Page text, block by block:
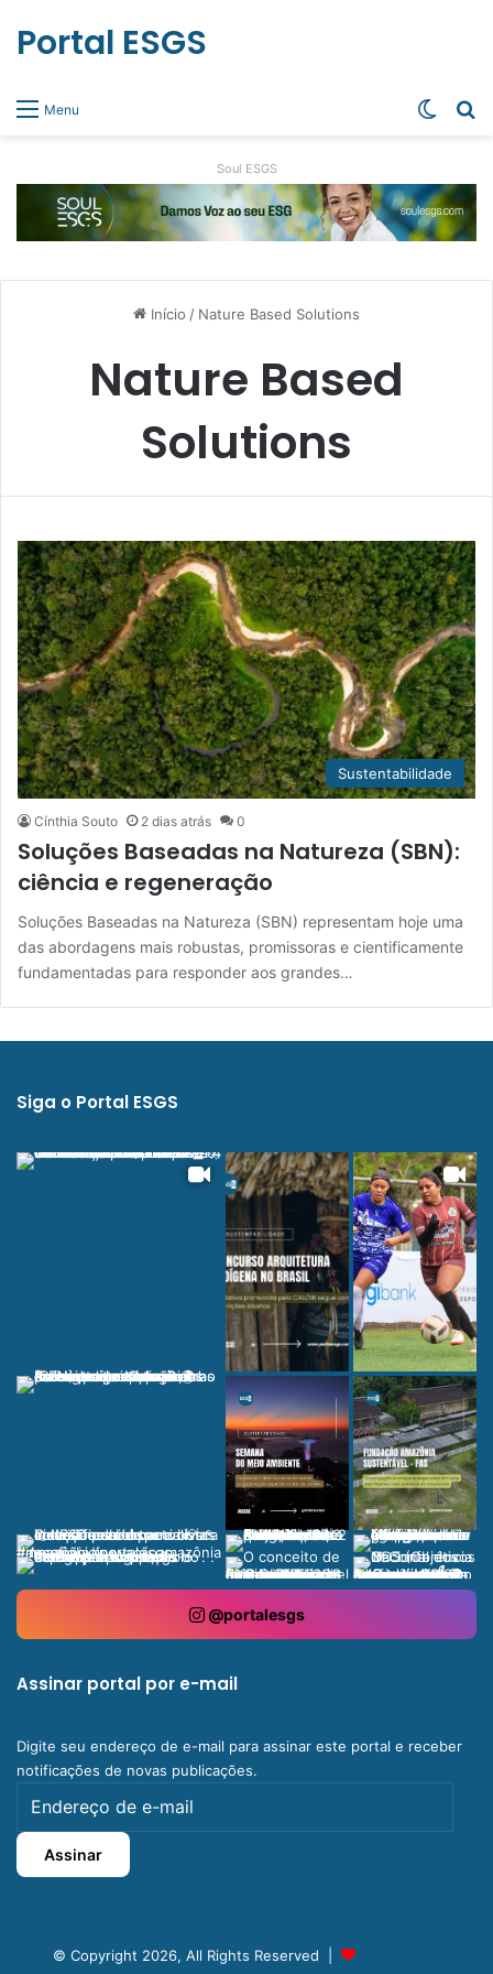
Menu
Portal ESGS
Soul ESGS
Início / Nature Based Solutions
Nature Based
Solutions
Sustentabilidade
Cínthia Souto 2 dias atrás 0
Soluções Baseadas na Natureza (SBN):
ciência e regeneração
Soluções Baseadas na Natureza (SBN) representam hoje uma
das abordagens mais robustas, promissoras e cientificamente
fundamentadas para responder aos grandes…
Siga o Portal ESGS
@portalesgs
Assinar portal por e-mail
Digite seu endereço de e-mail para assinar este portal e receber
notificações de novas publicações.
de
e-
mail
Assinar
© Copyright 2026, All Rights Reserved |